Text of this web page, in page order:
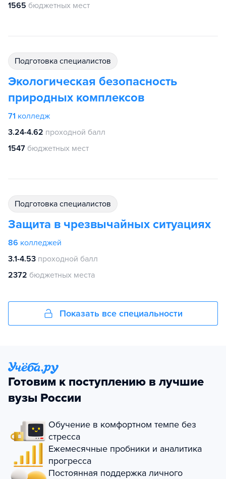
1565 бюджетных мест
подготовка специалистов
Экологическая безопасность
природных комплексов
71 колледж
3.24-4.62 проходной балл
1547 бюджетных мест
подготовка специалистов
Защита в чрезвычайных ситуациях
86 колледжей
3.1-4.53 проходной балл
2372 бюджетных места
Показать все специальности
Готовим к поступлению в лучшие
вузы России
Обучение в комфортном темпе без
стресса
Ежемесячные пробники и аналитика
прогресса
Постоянная поддержка личного